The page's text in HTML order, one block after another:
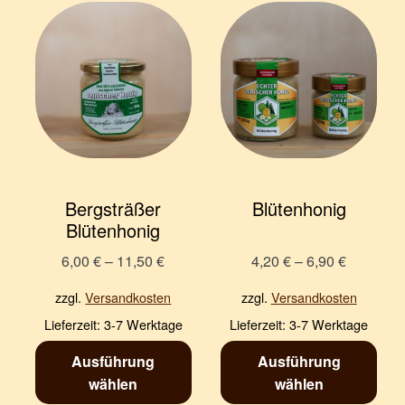
Bergsträßer
Blütenhonig
6,00€– 11,50€
zzgl.Versandkosten
Lieferzeit: 3-7 Werktage
Ausführung
wählen
Blütenhonig
4,20€–6,90€
zzgl. Versandkosten
Lieferzeit:3-7 Werktage
Ausführung
wählen